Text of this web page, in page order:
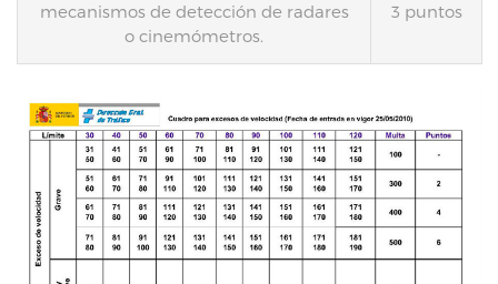
mecanismos de detección de radares
o cinemómetros.
3 puntos